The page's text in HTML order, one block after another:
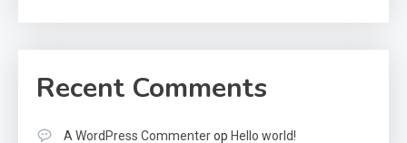
Recent Comments
A WordPress Commenterop Hello world!